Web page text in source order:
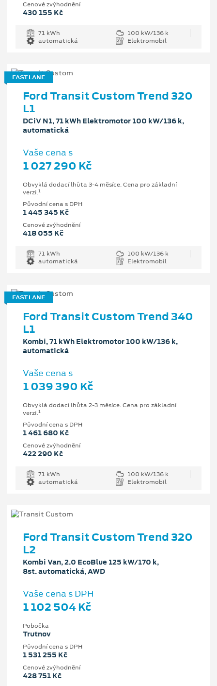
Cenové zvýhodnění
430 155 Kč
71 kWh
100 kW/136 k
automatická
Elektromobil
FAST LANE
Ford Transit Custom Trend 320
L1
DCiV N1, 71 kWh Elektromotor 100 kW/136 k,
automatická
Vaše cena s
1 027 290 Kč
Obvyklá dodací lhůta 3-4 měsíce. Cena pro základní
verzi.1
Původní cena s DPH
1 445 345 Kč
Cenové zvýhodnění
418 055 Kč
71 kWh
100 kW/136 k
automatická
Elektromobil
FAST LANE
Ford Transit Custom Trend 340
L1
Kombi, 71 kWh Elektromotor 100 kW/136 k,
automatická
Vaše cena s
1 039 390 Kč
Obvyklá dodací lhůta 2-3 měsíce. Cena pro základní
verzi.1
Původní cena s DPH
1 461 680 Kč
Cenové zvýhodnění
422 290 Kč
71 kWh
100 kW/136 k
automatická
Elektromobil
Ford Transit Custom Trend 320
L2
Kombi Van, 2.0 EcoBlue 125 kW/170 k,
8st. automatická, AWD
Vaše cena s DPH
1 102 504 Kč
Pobočka
Trutnov
Původní cena s DPH
1 531 255 Kč
Cenové zvýhodnění
428 751 Kč